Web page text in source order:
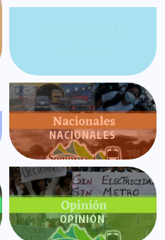
NACIONALES
OPINIÓN